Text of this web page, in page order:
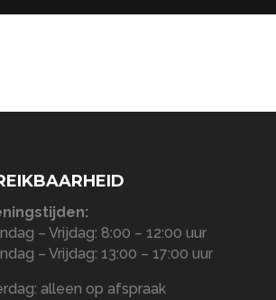
– Vrijdag: 8:00 – 12:00 uur
– Vrijdag: 13:00 – 17:00 uur
alleen op afspraak